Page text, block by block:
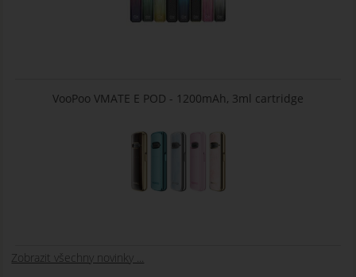
VooPoo VMATE E POD - 1200mAh, 3ml cartridge
Zobrazit všechny novinky ...